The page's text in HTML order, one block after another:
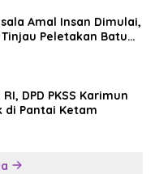
Amal Insan Dimulai,
Tinjau Peletakan Batu
DPD PKSS Karimun
di Pantai Ketam